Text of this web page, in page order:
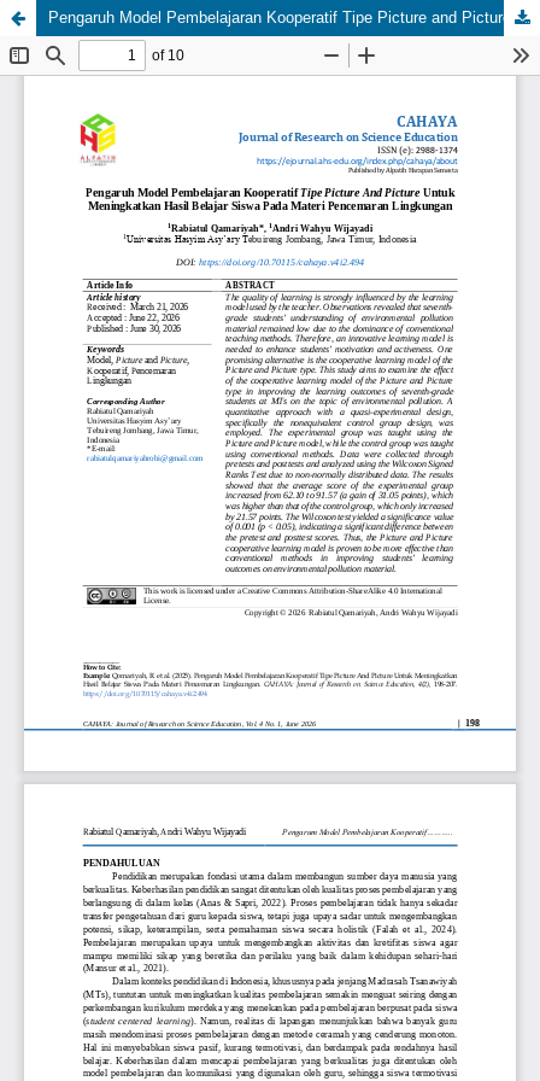
Pengaruh Model Pembelajaran Kooperatif Tipe Picture and Picture Untuk Meningkatkan Hasil Belajar Siswa Pada Materi Pencemaran Lingkungan